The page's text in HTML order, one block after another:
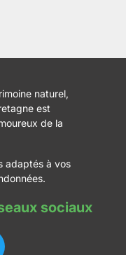
naturel,
est
de la
adaptés à vos
sociaux